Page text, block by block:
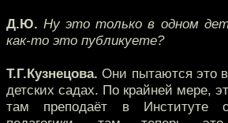
Д.Ю. Ну это только в одном
как-то это публикуете?
Т.Г.Кузнецова. Они пытаются это
детских садах. По крайней мере,
там преподаёт в Институте